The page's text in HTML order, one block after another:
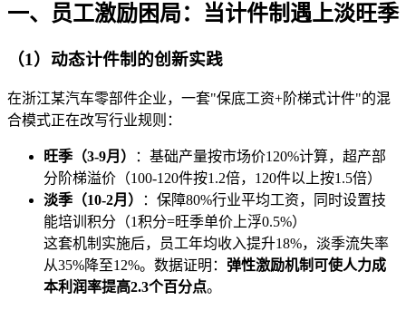
一、员工激励困局：当计件制遇上淡旺季
（1）动态计件制的创新实践
在浙江某汽车零部件企业，一套"保底工资+阶梯式计件"的混
合模式正在改写行业规则：
旺季（3-9月）
：基础产量按市场价120%计算，超产部
分阶梯溢价（100-120件按1.2倍，120件以上按1.5倍）
淡季（10-2月）
：保障80%行业平均工资，同时设置技
能培训积分（1积分=旺季单价上浮0.5%）
这套机制实施后，员工年均收入提升18%，淡季流失率
从35%降至12%。数据证明： 弹性激励机制可使人力成
本利润率提高2.3个百分点。